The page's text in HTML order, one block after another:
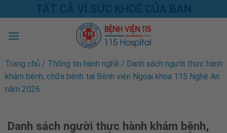
to
content
Trang chủ / Thông tin hành nghề / Danh sách người thực hành
khám bệnh, chữa bệnh tại Bệnh viện Ngoại khoa 115 Nghệ An
năm 2026
Danh sách người thực hành khám bệnh,